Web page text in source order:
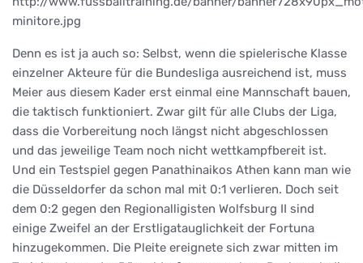
Denn es ist ja auch so: Selbst, wenn die spielerische Klasse
einzelner Akteure für die Bundesliga ausreichend ist, muss
Meier aus diesem Kader erst einmal eine Mannschaft bauen,
die taktisch funktioniert. Zwar gilt für alle Clubs der Liga,
dass die Vorbereitung noch längst nicht abgeschlossen
und das jeweilige Team noch nicht wettkampfbereit ist.
Und ein Testspiel gegen Panathinaikos Athen kann man wie
die Düsseldorfer da schon mal mit 0:1 verlieren. Doch seit
dem 0:2 gegen den Regionalligisten Wolfsburg II sind
einige Zweifel an der Erstligatauglichkeit der Fortuna
hinzugekommen. Die Pleite ereignete sich zwar mitten im